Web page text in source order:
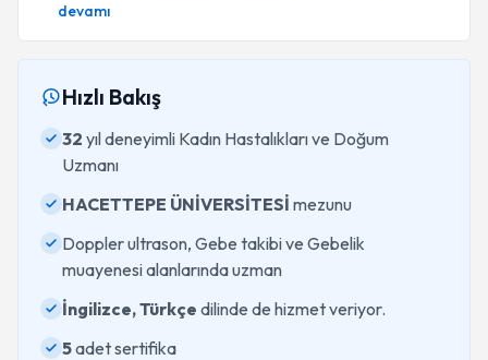
devamı
Hızlı Bakış
32 yıl deneyimli Kadın Hastalıkları ve Doğum
Uzmanı
HACETTEPE ÜNİVERSİTESİ mezunu
Doppler ultrason, Gebe takibi ve Gebelik
muayenesi alanlarında uzman
İngilizce, Türkçe dilinde de hizmet veriyor.
5adet sertifika